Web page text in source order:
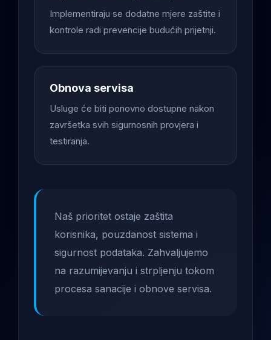
Implementiraju se dodatne mjere zaštite i
kontrole radi prevencije budućih prijetnji.
Obnova servisa
Usluge će biti ponovno dostupne nakon
završetka svih sigurnosnih provjera i
testiranja.
Naš prioritet ostaje zaštita
korisnika, pouzdanost sistema i
sigurnost podataka. Zahvaljujemo
na razumijevanju i strpljenju tokom
procesa sanacije i obnove servisa.